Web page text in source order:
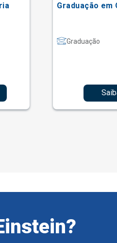
Graduação em
Graduação